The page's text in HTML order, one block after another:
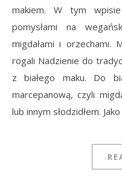
makiem. W tym
pomysłami na
migdałami i orzechami.
rogali Nadzienie do
z białego maku. Do
marcepanową, czyli
lub innym słodzidłem.